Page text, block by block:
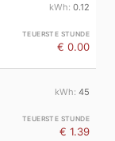
0.12
€ 0.00
45
€ 1.39